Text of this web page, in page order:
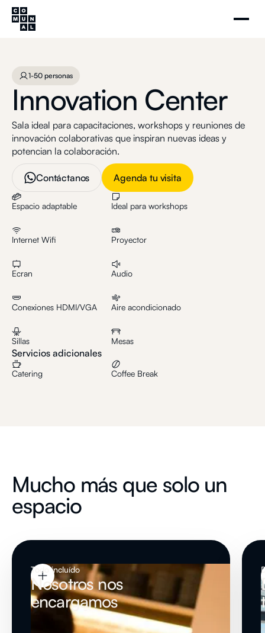
1-50 personas
Innovation Center
Sala ideal para capacitaciones, workshops y reuniones de
innovación colaborativas que inspiran nuevas ideas y
potencian la colaboración.
Contáctanos Agenda tu visita
Espacio adaptable Ideal para workshops
Internet Wifi Proyector
Ecran Audio
Conexiones HDMI/VGA Aire acondicionado
Sillas Mesas
Servicios adicionales
Catering Coffee Break
Mucho más que solo un
espacio
Todo incluído
Nosotros nos
encargamos